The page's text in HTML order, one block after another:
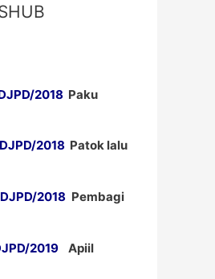
2018 Paku
2018 Patok lalu
2018 Pembagi
2019 Apiil